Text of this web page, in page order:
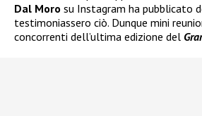
Dal Moro su Instagram ha pubblicato
testimoniassero ciò. Dunque mini
concorrenti dell’ultima edizione del